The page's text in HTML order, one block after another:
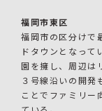
福岡市東区
福岡市の区分けで
ドタウンとなって
園を擁し、周辺は
３号線沿いの開発
ことでファミリー